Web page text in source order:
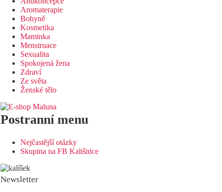
Aromaterapie
Bohyně
Kosmetika
Maminka
Menstruace
Sexualita
Spokojená žena
Zdraví
Ze světa
Ženské tělo
Postranní menu
Nejčastější otázky
Skupina na FB Kališnice
Newsletter